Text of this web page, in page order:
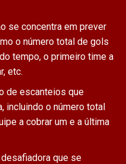
se concentra em prever
o número total de gols
tempo, o primeiro time a
etc.
de escanteios que
incluindo o número total
a cobrar um e a última
que se